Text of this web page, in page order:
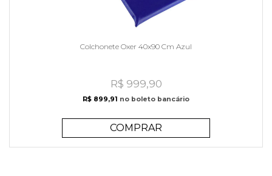
Colchonete Oxer 40x90 Cm Azul
R$ 999,90
R$ 899,91 no boleto bancário
COMPRAR